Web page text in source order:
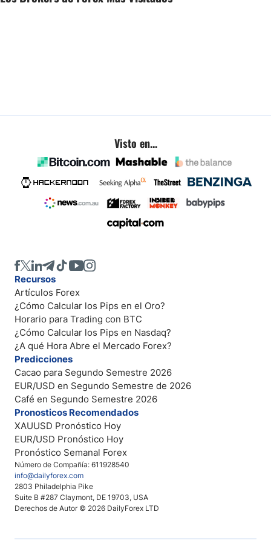
Visto en...
Número de Compañía: 611928540
info@dailyforex.com
2803 Philadelphia Pike
Suite B #287 Claymont, DE 19703, USA
Derechos de Autor © 2026 DailyForex LTD
Recursos
Artículos Forex
¿Cómo Calcular los Pips en el Oro?
Horario para Trading con BTC
¿Cómo Calcular los Pips en Nasdaq?
¿A qué Hora Abre el Mercado Forex?
Predicciones
Cacao para Segundo Semestre 2026
EUR/USD en Segundo Semestre de 2026
Café en Segundo Semestre 2026
Pronosticos Recomendados
XAUUSD Pronóstico Hoy
EUR/USD Pronóstico Hoy
Pronóstico Semanal Forex